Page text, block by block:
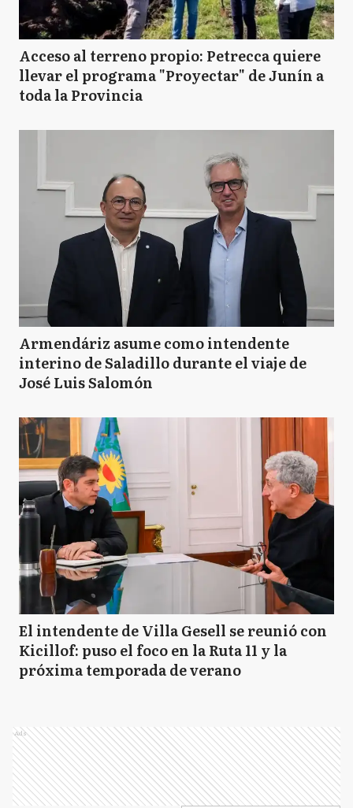
Acceso al terreno propio: Petrecca quiere
llevar el programa "Proyectar" de Junín a
toda la Provincia
Armendáriz asume como intendente
interino de Saladillo durante el viaje de
José Luis Salomón
El intendente de Villa Gesell se reunió con
Kicillof: puso el foco en la Ruta 11 y la
próxima temporada de verano
Ads